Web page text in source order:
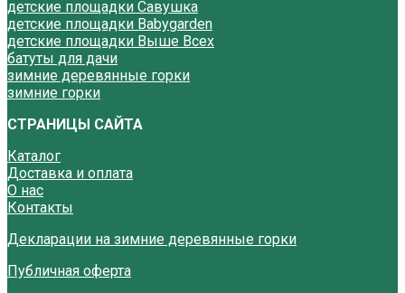
детские площадки Савушка
детские площадки Babygarden
детские площадки Выше Всех
батуты для дачи
зимние деревянные горки
зимние горки
СТРАНИЦЫ САЙТА
Каталог
Доставка и оплата
О нас
Контакты
Декларации на зимние деревянные горки
Публичная оферта